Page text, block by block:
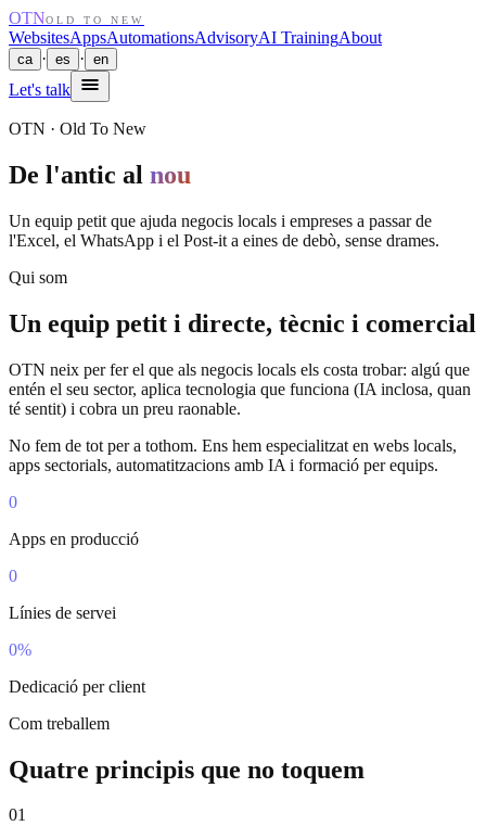
OTNOLD TO NEW
WebsitesAppsAutomationsAdvisoryAI TrainingAbout
ca · es · en
Let's talk
OTN · Old To New
De l'antic al nou
Un equip petit que ajuda negocis locals i empreses a passar de
l'Excel, el WhatsApp i el Post-it a eines de debò, sense drames.
Qui som
Un equip petit i directe, tècnic i comercial
OTN neix per fer el que als negocis locals els costa trobar: algú que
entén el seu sector, aplica tecnologia que funciona (IA inclosa, quan
té sentit) i cobra un preu raonable.
No fem de tot per a tothom. Ens hem especialitzat en webs locals,
apps sectorials, automatitzacions amb IA i formació per equips.
0
Apps en producció
0
Línies de servei
0%
Dedicació per client
Com treballem
Quatre principis que no toquem
01